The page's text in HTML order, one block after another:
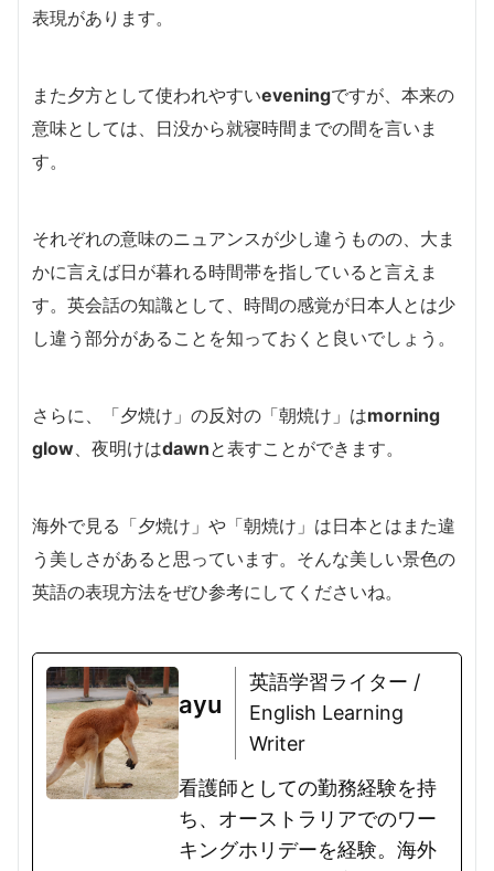
表現があります。
また夕方として使われやすいeveningですが、本来の
意味としては、日没から就寝時間までの間を言いま
す。
それぞれの意味のニュアンスが少し違うものの、大ま
かに言えば日が暮れる時間帯を指していると言えま
す。英会話の知識として、時間の感覚が日本人とは少
し違う部分があることを知っておくと良いでしょう。
さらに、「夕焼け」の反対の「朝焼け」はmorning
glow、夜明けはdawnと表すことができます。
海外で見る「夕焼け」や「朝焼け」は日本とはまた違
う美しさがあると思っています。そんな美しい景色の
英語の表現方法をぜひ参考にしてくださいね。
ayu
英語学習ライター /
English Learning
Writer
看護師としての勤務経験を持
ち、オーストラリアでのワー
キングホリデーを経験。海外